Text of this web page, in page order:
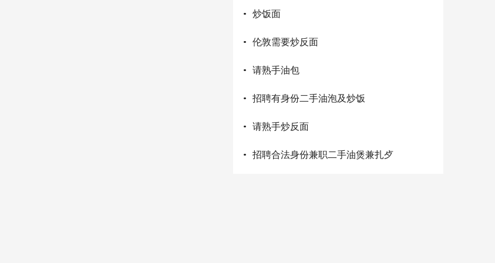
· 炒饭面
· 伦敦需要炒反面
· 请熟手油包
· 招聘有身份二手油泡及炒饭
· 请熟手炒反面
· 招聘合法身份兼职二手油煲兼扎歺